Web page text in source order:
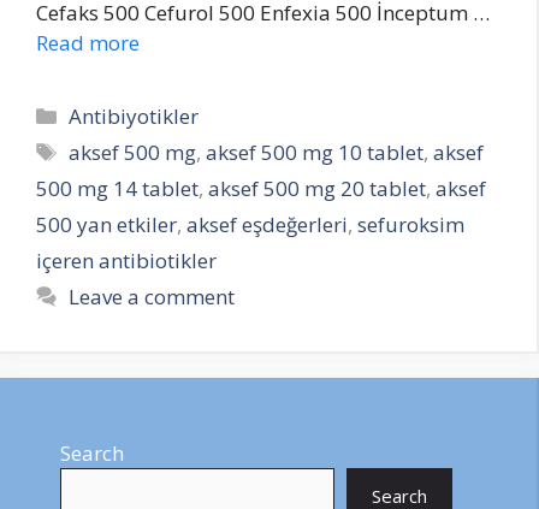
Cefaks 500 Cefurol 500 Enfexia 500 İnceptum …
Read more
Categories
Antibiyotikler
Tags
aksef 500 mg,aksef 500 mg 10 tablet,aksef
500 mg 14 tablet, aksef 500 mg 20 tablet, aksef
500 yan etkiler, aksef eşdeğerleri, sefuroksim
içeren antibiotikler
Leave a comment
Search
Search